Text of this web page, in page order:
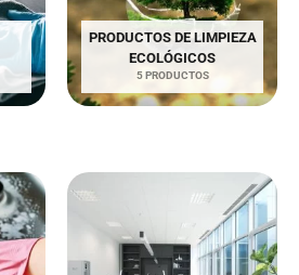
PRODUCTOS DE LIMPIEZA
ECOLÓGICOS
5 PRODUCTOS